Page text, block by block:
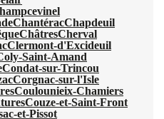
ChantéracChapdeuil
ChâtresCherval
Clermont-d'Excideuil
Saint-Amand
Condat-sur-Trincou
Corgnac-sur-l'Isle
Coulounieix-Chamiers
Couze-et-Saint-Front
et-Pissot